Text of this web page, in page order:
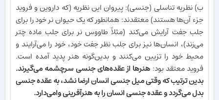
ب) نظریه تناسلی (جنسی): پیروان این نظریه (که داروین و فروید
جزء آن‌ها هستند) معتقدند: همانطور که یک حیوان نر خود را برای
جلب جفت آرایش می‌کند (مثلاً طاووس نر برای جلب ماده چتر
می‌زند)، انسان‌ها نیز برای جلب نظر جفت خود، خود را می‌آرایند و
محیط خود را تزیین می‌کنند و بدین‌گونه هنر پدید آمده است.
فروید معتقد بود: هنرها از عقده‌های جنسی سرچشمه می‌گیرند.
بدین ترتیب که وقتی میل جنسی انسان ارضا نشد، به عقده جنسی
بدل می‌گردد و عقده جنسی انسان را به هنرآفرینی وامی‌دارد.